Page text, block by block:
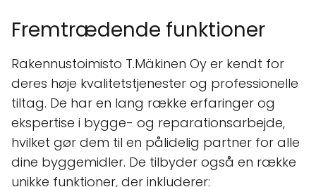
Fremtrædende funktioner
Rakennustoimisto T.Mäkinen Oy er kendt for
deres høje kvalitetstjenester og professionelle
tiltag. De har en lang række erfaringer og
ekspertise i bygge- og reparationsarbejde,
hvilket gør dem til en pålidelig partner for alle
dine byggemidler. De tilbyder også en række
unikke funktioner, der inkluderer: